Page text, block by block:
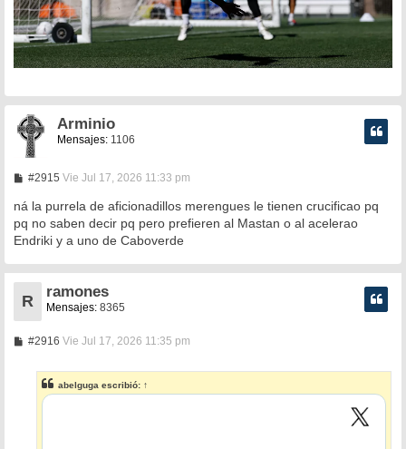
Arminio
Mensajes: 1106
#2915M
n
a
j
Vie Jul 17, 2026 11:33 pm
ná la purrela de aficionadillos merengues le tienen crucificao pq
pq no saben decir pq pero prefieren al Mastan o al acelerao
Endriki y a uno de Caboverde
R
ramones
Mensajes: 8365
#2916M
a
Vie Jul 17, 2026 11:35 pm
abelguga escribió: ↑